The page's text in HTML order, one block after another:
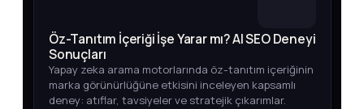
Öz-Tanıtım İçeriği İşe Yarar mı? AI SEO Deneyi
Sonuçları
Yapay zeka arama motorlarında öz-tanıtım içeriğinin
marka görünürlüğüne etkisini inceleyen kapsamlı
deney: atıflar, tavsiyeler ve stratejik çıkarımlar.